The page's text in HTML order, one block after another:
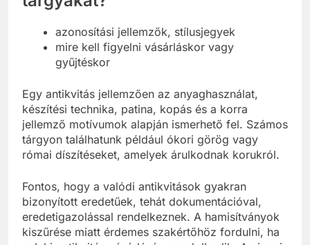
azonosítási jellemzők, stílusjegyek
mire kell figyelni vásárláskor vagy
gyűjtéskor
Egy antikvitás jellemzően az anyaghasználat,
készítési technika, patina, kopás és a korra
jellemző motívumok alapján ismerhető fel. Számos
tárgyon találhatunk például ókori görög vagy
római díszítéseket, amelyek árulkodnak korukról.
Fontos, hogy a valódi antikvitások gyakran
bizonyított eredetűek, tehát dokumentációval,
eredetigazolással rendelkeznek. A hamisítványok
kiszűrése miatt érdemes szakértőhöz fordulni, ha